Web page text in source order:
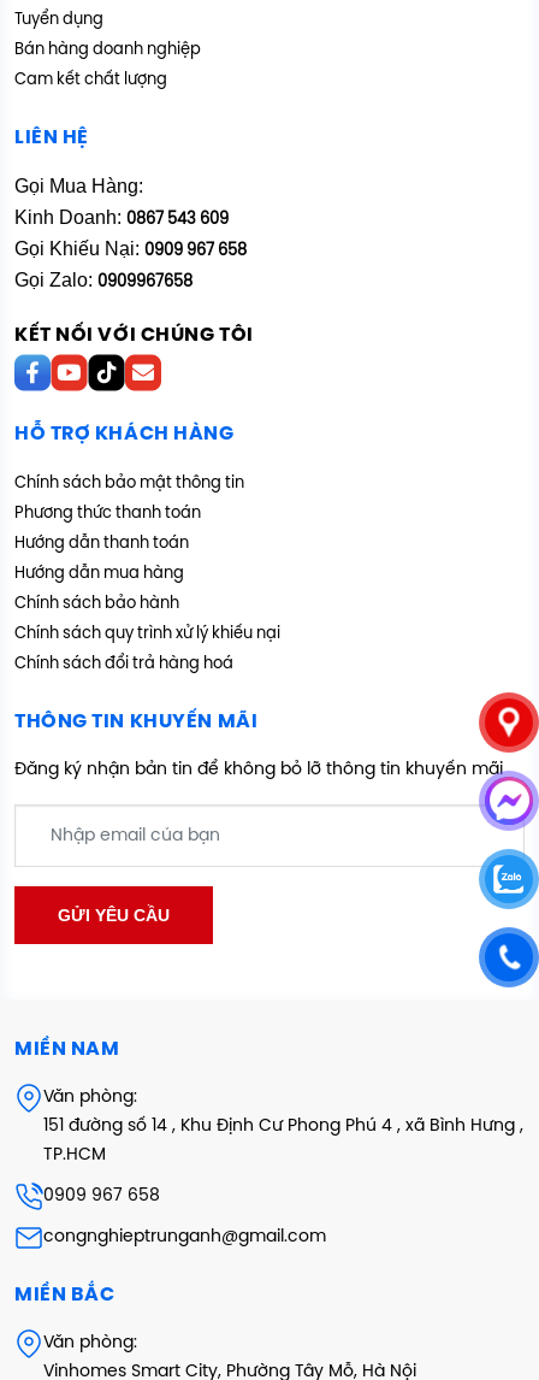
Tuyển dụng
Bán hàng doanh nghiệp
Cam kết chất lượng
LIÊN HỆ
Gọi Mua Hàng:
Kinh Doanh: 0867 543 609
Gọi Khiếu Nại: 0909 967 658
Gọi Zalo: 0909967658
KẾT NỐI VỚI CHÚNG TÔI
HỖ TRỢ KHÁCH HÀNG
Chính sách bảo mật thông tin
Phương thức thanh toán
Hướng dẫn thanh toán
Hướng dẫn mua hàng
Chính sách bảo hành
Chính sách quy trình xử lý khiếu nại
Chính sách đổi trả hàng hoá
THÔNG TIN KHUYẾN MÃI
Đăng ký nhận bản tin để không bỏ lỡ thông tin khuyến mãi
MIỀN NAM
Văn phòng:
151 đường số 14 , Khu Định Cư Phong Phú 4 , xã Bình Hưng ,
TP.HCM
0909 967 658
congnghieptrunganh@gmail.com
MIỀN BẮC
Văn phòng:
Vinhomes Smart City, Phường Tây Mỗ, Hà Nội